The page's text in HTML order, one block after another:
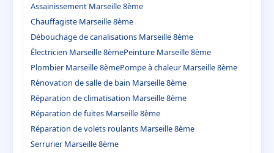
Assainissement Marseille 8ème
Chauffagiste Marseille 8ème
Débouchage de canalisations Marseille 8ème
Électricien Marseille 8èmePeinture Marseille 8ème
Plombier Marseille 8èmePompe à chaleur Marseille 8ème
Rénovation de salle de bain Marseille 8ème
Réparation de climatisation Marseille 8ème
Réparation de fuites Marseille 8ème
Réparation de volets roulants Marseille 8ème
Serrurier Marseille 8ème